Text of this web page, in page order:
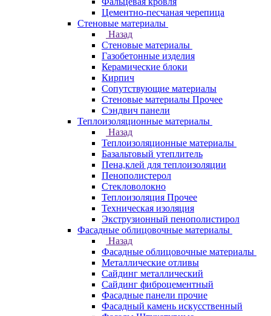
Цементно-песчаная черепица
Стеновые материалы
Назад
Стеновые материалы
Газобетонные изделия
Керамические блоки
Кирпич
Сопутствующие материалы
Стеновые материалы Прочее
Сэндвич панели
Теплоизоляционные материалы
Назад
Теплоизоляционные материалы
Базальтовый утеплитель
Пена,клей для теплоизоляции
Пенополистерол
Стекловолокно
Теплоизоляция Прочее
Техническая изоляция
Экструзионный пенополистирол
Фасадные облицовочные материалы
Назад
Фасадные облицовочные материалы
Металлические отливы
Сайдинг металлический
Сайдинг фиброцементный
Фасадные панели прочие
Фасадный камень искусственный